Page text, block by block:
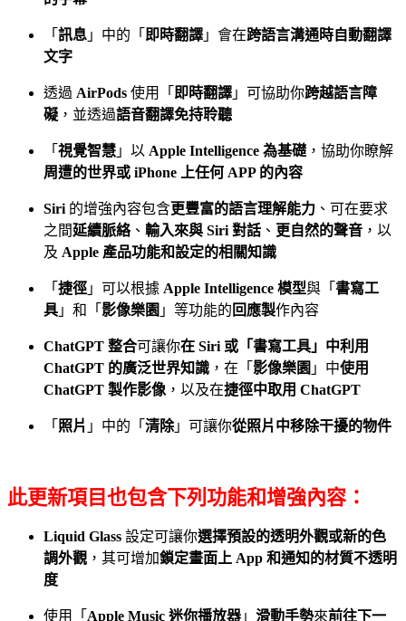
「 訊息 」中的「 即時翻譯 」會在跨語言溝通時自動翻譯
文字
透過 AirPods 使用「 即時翻譯 」可協助你跨越語言障
礙 ，並透過語音翻譯免持聆聽
「 視覺智慧 」以 Apple Intelligence 為基礎 ，協助你瞭解
周遭的世界或 iPhone 上任何 APP 的內容
Siri 的增強內容包含更豐富的語言理解能力 、可在要求
之間延續脈絡、 輸入來與 Siri 對話 、 更自然的聲音 ，以
及 Apple 產品功能和設定的相關知識
「 捷徑 」可以根據 Apple Intelligence 模型與「 書寫工
具 」和「 影像樂園 」等功能的 回應製作內容
ChatGPT 整合可讓你在 Siri 或「書寫工具」中利用
ChatGPT 的廣泛世界知識 ，在「 影像樂園 」中使用
ChatGPT 製作影像 ，以及在捷徑中取用 ChatGPT
「 照片 」中的「 清除」可讓你從照片中移除干擾的物件
此更新項目也包含下列功能和增強內容：
Liquid Glass 設定可讓你選擇預設的透明外觀或新的色
調外觀 ，其可增加鎖定畫面上 App 和通知的材質不透明
度
使用「 Apple Music 迷你播放器 」 滑動手勢來前往下一